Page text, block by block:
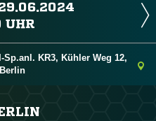

KR3, Kühler Weg 12,